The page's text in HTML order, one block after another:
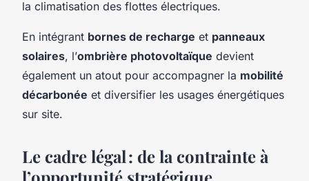
la climatisation des flottes électriques.
En intégrant bornes de recharge et panneaux
solaires, l’ombrière photovoltaïque devient
également un atout pour accompagner la mobilité
décarbonée et diversifier les usages énergétiques
sur site.
Le cadre légal : de la contrainte à
l’opportunité stratégique